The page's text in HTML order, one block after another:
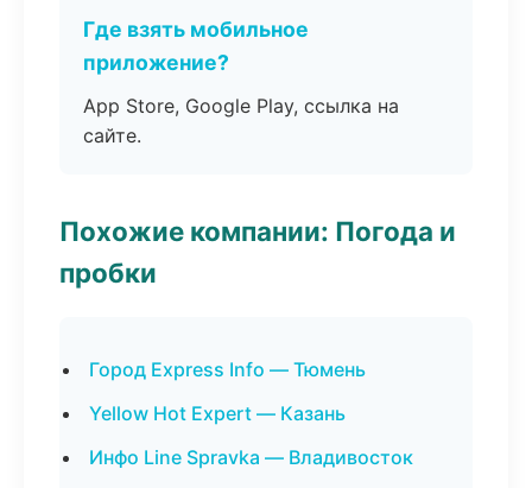
Где взять мобильное
приложение?
App Store, Google Play, ссылка на
сайте.
Похожие компании: Погода и
пробки
Город Express Info — Тюмень
Yellow Hot Expert — Казань
Инфо Line Spravka — Владивосток